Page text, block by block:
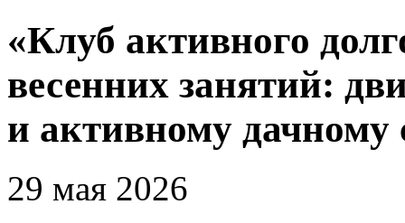
«Клуб активного
весенних занятий:
и активному дачному
29 мая 2026